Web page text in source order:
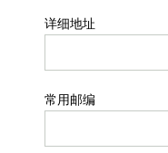
详细地址
常用邮编